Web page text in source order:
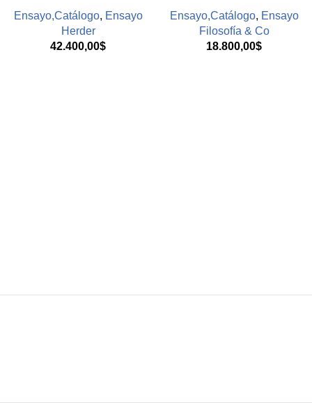
Ensayo,Catálogo, Ensayo
Herder
42.400,00$
Ensayo,Catálogo, Ensayo
Filosofía & Co
18.800,00$